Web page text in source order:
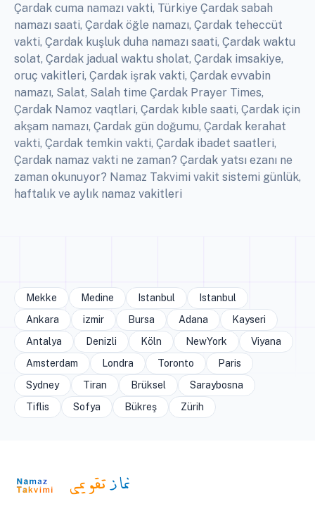
Çardak cuma namazı vakti, Türkiye Çardak sabah
namazı saati, Çardak öğle namazı, Çardak teheccüt
vakti, Çardak kuşluk duha namazı saati, Çardak waktu
solat, Çardak jadual waktu sholat, Çardak imsakiye,
oruç vakitleri, Çardak işrak vakti, Çardak evvabin
namazı, Salat, Salah time Çardak Prayer Times,
Çardak Namoz vaqtlari, Çardak kıble saati, Çardak için
akşam namazı, Çardak gün doğumu, Çardak kerahat
vakti, Çardak temkin vakti, Çardak ibadet saatleri,
Çardak namaz vakti ne zaman? Çardak yatsı ezanı ne
zaman okunuyor? Namaz Takvimi vakit sistemi günlük,
haftalık ve aylık namaz vakitleri
Mekke Medine Istanbul
Istanbul
Ankara
izmir Bursa Adana
Kayseri
Antalya
Denizli Köln NewYork
Viyana
Amsterdam
Londra Toronto
Paris
Sydney
Tiran Brüksel
Saraybosna
Tiflis
Sofya Bükreş Zürih